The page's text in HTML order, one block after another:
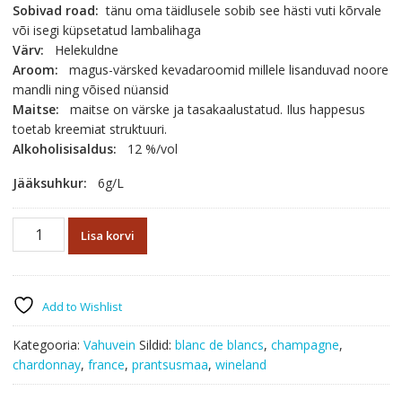
Sobivad road:tänu oma täidlusele sobib see hästi vuti kõrvale
või isegi küpsetatud lambalihaga
Värv: Helekuldne
Aroom: magus-värsked kevadaroomid millele lisanduvad noore
mandli ning võised nüansid
Maitse: maitse on värske ja tasakaalustatud. Ilus happesus
toetab kreemiat struktuuri.
Alkoholisisaldus: 12 %/vol
Jääksuhkur: 6g/L
Champagne
Grand
de
Blancs
Millésime
2016
extra
Lisa korvi
Add to Wishlist
Kategooria: Vahuvein Sildid: blanc de blancs, champagne,
chardonnay, france, prantsusmaa, wineland